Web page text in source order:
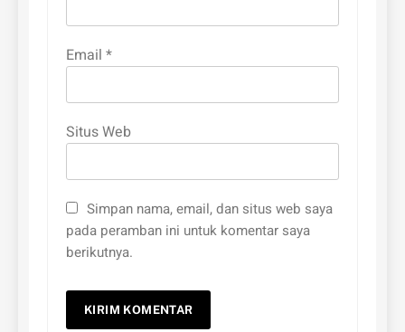
Email *
Situs Web
Simpan nama, email, dan situs web saya
pada peramban ini untuk komentar saya
berikutnya.